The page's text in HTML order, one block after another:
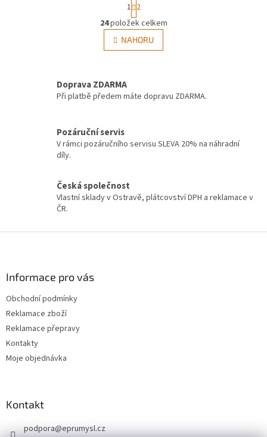
O
v
l
á
í
k
i
t
r
á
n
k
n
í
1 2
24položek celkem
NAHORU
Doprava ZDARMA
Při platbě předem máte dopravu ZDARMA.
Pozáruční servis
V rámci pozáručního servisu SLEVA 20% na náhradní
díly.
Česká společnost
Vlastní sklady v Ostravě, plátcovství DPH a reklamace v
ČR.
Informace pro vás
Obchodní podmínky
Reklamace zboží
Reklamace přepravy
Kontakty
Moje objednávka
Kontakt
podpora@eprumysl.cz